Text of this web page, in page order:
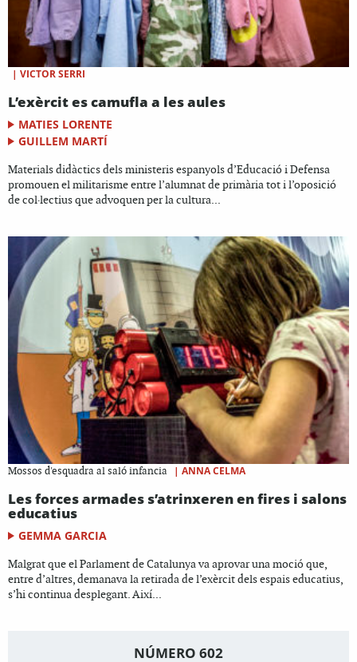
| VICTOR SERRI
L’exèrcit es camufla a les aules
MATIES LORENTE
GUILLEM MARTÍ
Materials didàctics dels ministeris espanyols d’Educació i Defensa
promouen el militarisme entre l’alumnat de primària tot i l’oposició
de col·lectius que advoquen per la cultura...
Mossos d'esquadra al saló infancia | ANNA CELMA
Les forces armades s’atrinxeren en fires i salons
educatius
GEMMA GARCIA
Malgrat que el Parlament de Catalunya va aprovar una moció que,
entre d’altres, demanava la retirada de l’exèrcit dels espais educatius,
s’hi continua desplegant. Així...
NÚMERO 602